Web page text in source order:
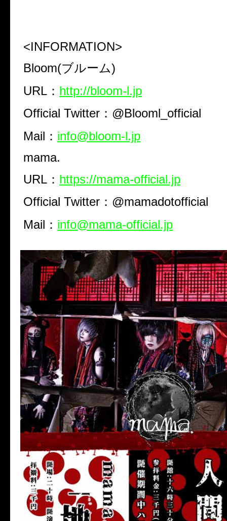
<INFORMATION>
Bloom(ブルーム)
URL： http://bloom-l.jp
Official Twitter：@Blooml_official
Mail： info@bloom-l.jp
mama.
URL： https://mama-official.jp
Official Twitter：@mamadotofficial
Mail： info@mama-official.jp